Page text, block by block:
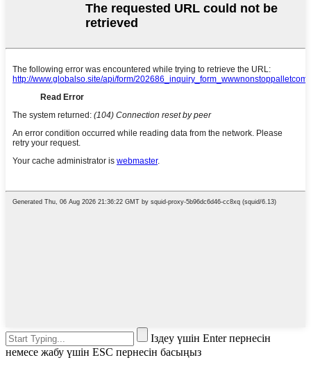
Іздеу үшін Enter пернесін
немесе жабу үшін ESC пернесін басыңыз